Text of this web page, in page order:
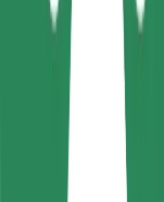
Drugo
Dobavitelji
Pogoji
Varnost